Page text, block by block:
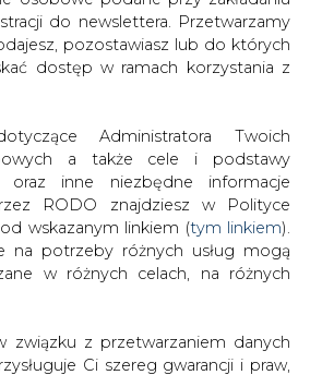
do newslettera. Przetwarzamy
pozostawiasz lub do których
dostęp w ramach korzystania z
Administratora Twoich
a także cele i podstawy
oraz inne niezbędne informacje
RODO znajdziesz w Polityce
wskazanym linkiem (tym linkiem).
na potrzeby różnych usług mogą
w różnych celach, na różnych
związku z przetwarzaniem danych
Ci szereg gwarancji i praw,
ZIELONA GOSPODARKA /
IEA
wzrostu energii wiatrowej i
25 proc.
drukuj
skomentuj
udostępnij